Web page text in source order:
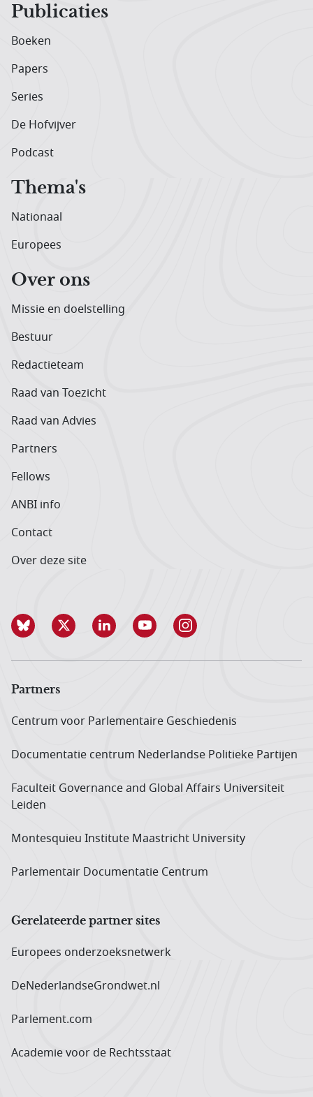
Publicaties
Boeken
Papers
Series
De Hofvijver
Podcast
Thema's
Nationaal
Europees
Over ons
Missie en doelstelling
Bestuur
Redactieteam
Raad van Toezicht
Raad van Advies
Partners
Fellows
ANBI info
Contact
Over deze site
Partners
Centrum voor Parlementaire Geschiedenis
Documentatie centrum Neder­landse Politieke Partijen
Faculteit Governance and Global Affairs Universiteit
Leiden
Montesquieu Institute Maastricht University
Parlementair Documentatie Centrum
Gerelateerde partner sites
Europees onderzoeks­netwerk
DeNederlandseGrondwet.nl
Parlement.com
Academie voor de Rechtsstaat